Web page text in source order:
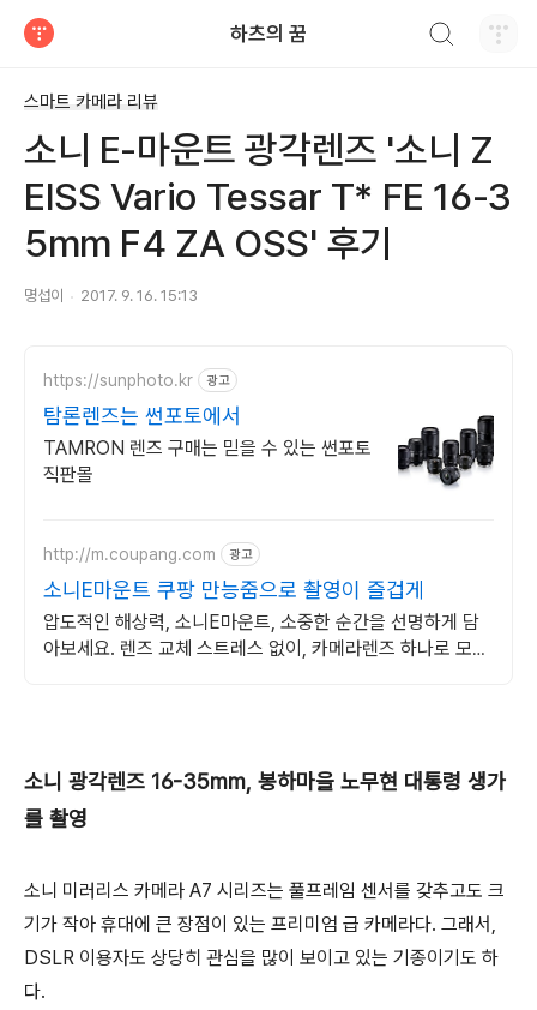
하츠의 꿈
스마트 카메라 리뷰
소니 E-마운트 광각렌즈 '소니 Z
EISS Vario Tessar T* FE 16-3
5mm F4 ZA OSS' 후기
명섭이 2017. 9. 16. 15:13
https://sunphoto.kr 광고
탐론렌즈는 썬포토에서
TAMRON 렌즈 구매는 믿을 수 있는 썬포토
직판몰
http://m.coupang.com 광고
소니E마운트 쿠팡 만능줌으로 촬영이 즐겁게
압도적인 해상력, 소니E마운트, 소중한 순간을 선명하게 담
아보세요. 렌즈 교체 스트레스 없이, 카메라렌즈 하나로 모든
소니 광각렌즈 16-35mm, 봉하마을 노무현 대통령 생가
를 촬영
소니 미러리스 카메라 A7 시리즈는 풀프레임 센서를 갖추고도 크
기가 작아 휴대에 큰 장점이 있는 프리미엄 급 카메라다. 그래서,
DSLR 이용자도 상당히 관심을 많이 보이고 있는 기종이기도 하
다.